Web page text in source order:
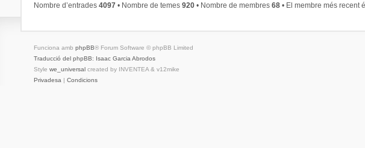
Nombre d’entrades 4097• Nombre de temes 920• Nombre de membres 68• El membre més recent
Funciona amb phpBB® Forum Software © phpBB Limited
Traducció del phpBB: Isaac Garcia Abrodos
Style we_universalcreated by INVENTEA & v12mike
Privadesa | Condicions